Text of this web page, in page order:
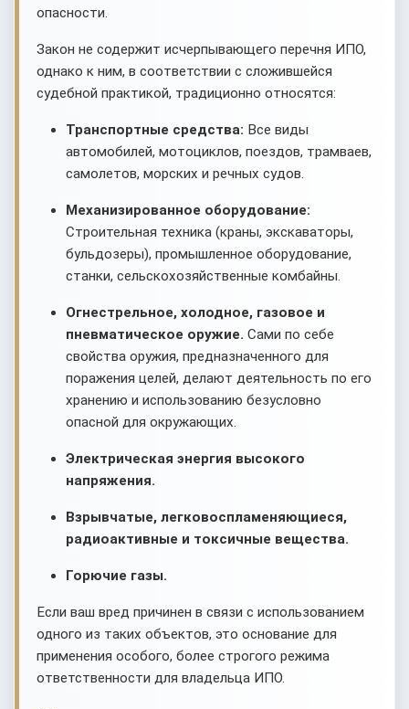
опасности.
Закон не содержит исчерпывающего перечня ИПО,
однако к ним, в соответствии с сложившейся
судебной практикой, традиционно относятся:
Транспортные средства: Все виды
автомобилей, мотоциклов, поездов, трамваев,
самолетов, морских и речных судов.
Механизированное оборудование:
Строительная техника (краны, экскаваторы,
бульдозеры), промышленное оборудование,
станки, сельскохозяйственные комбайны.
Огнестрельное, холодное, газовое и
пневматическое оружие. Сами по себе
свойства оружия, предназначенного для
поражения целей, делают деятельность по его
хранению и использованию безусловно
опасной для окружающих.
Электрическая энергия высокого
напряжения.
Взрывчатые, легковоспламеняющиеся,
радиоактивные и токсичные вещества.
Горючие газы.
Если ваш вред причинен в связи с использованием
одного из таких объектов, это основание для
применения особого, более строгого режима
ответственности для владельца ИПО.